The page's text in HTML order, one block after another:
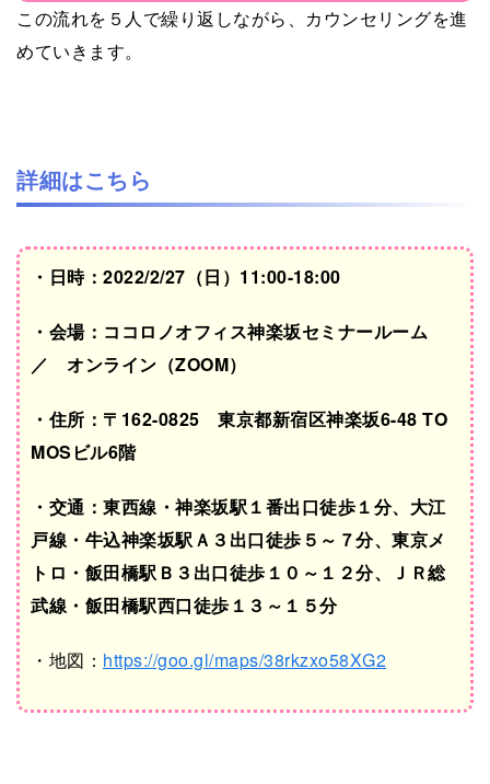
この流れを５人で繰り返しながら、カウンセリングを進
めていきます。
詳細はこちら
・日時：2022/2/27（日）11:00-18:00
・会場：ココロノオフィス神楽坂セミナールーム
／ オンライン（ZOOM）
・住所：〒162-0825 東京都新宿区神楽坂6-48 TO
MOSビル6階
・交通：東西線・神楽坂駅１番出口徒歩１分、大江
戸線・牛込神楽坂駅Ａ３出口徒歩５～７分、東京メ
トロ・飯田橋駅Ｂ３出口徒歩１０～１２分、ＪＲ総
武線・飯田橋駅西口徒歩１３～１５分
・地図： https://goo.gl/maps/38rkzxo58XG2